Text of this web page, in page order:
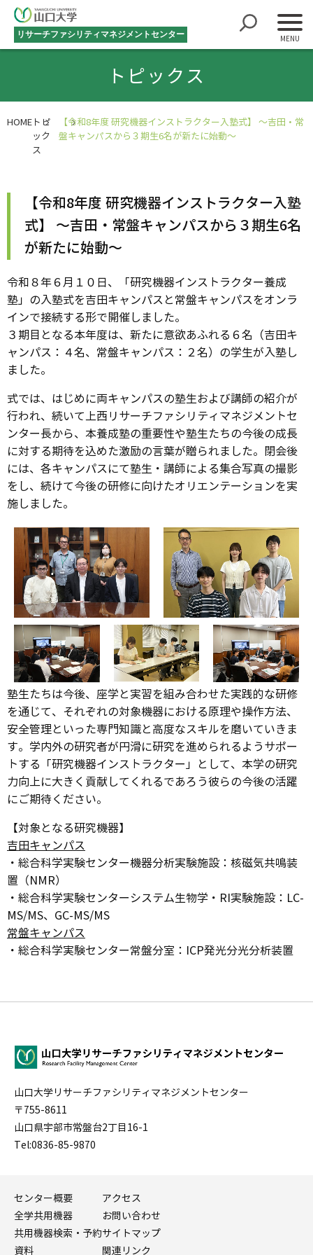
リサーチファシリティマネジメントセンター
トピックス
HOME トピ
ック
ス
【令和8年度 研究機器インストラクター入塾式】 ～吉田・常
盤キャンパスから３期生6名が新たに始動～
【令和8年度 研究機器インストラクター入塾
式】 ～吉田・常盤キャンパスから３期生6名
が新たに始動～
令和８年６月１０日、「研究機器インストラクター養成
塾」の入塾式を吉田キャンパスと常盤キャンパスをオンラ
インで接続する形で開催しました。
３期目となる本年度は、新たに意欲あふれる６名（吉田キ
ャンパス：４名、常盤キャンパス：２名）の学生が入塾し
ました。
式では、はじめに両キャンパスの塾生および講師の紹介が
行われ、続いて上西リサーチファシリティマネジメントセ
ンター長から、本養成塾の重要性や塾生たちの今後の成長
に対する期待を込めた激励の言葉が贈られました。閉会後
には、各キャンパスにて塾生・講師による集合写真の撮影
をし、続けて今後の研修に向けたオリエンテーションを実
施しました。
塾生たちは今後、座学と実習を組み合わせた実践的な研修
を通じて、それぞれの対象機器における原理や操作方法、
安全管理といった専門知識と高度なスキルを磨いていきま
す。学内外の研究者が円滑に研究を進められるようサポー
トする「研究機器インストラクター」として、本学の研究
力向上に大きく貢献してくれるであろう彼らの今後の活躍
にご期待ください。
【対象となる研究機器】
吉田キャンパス
・総合科学実験センター機器分析実験施設：核磁気共鳴装
置（NMR）
・総合科学実験センターシステム生物学・RI実験施設：LC-
MS/MS、GC-MS/MS
常盤キャンパス
・総合科学実験センター常盤分室：ICP発光分光分析装置
山口大学リサーチファシリティマネジメントセンター
〒755-8611
山口県宇部市常盤台2丁目16-1
Tel:0836-85-9870
センター概要
全学共用機器
共用機器検索・予約
資料
アクセス
お問い合わせ
サイトマップ
関連リンク